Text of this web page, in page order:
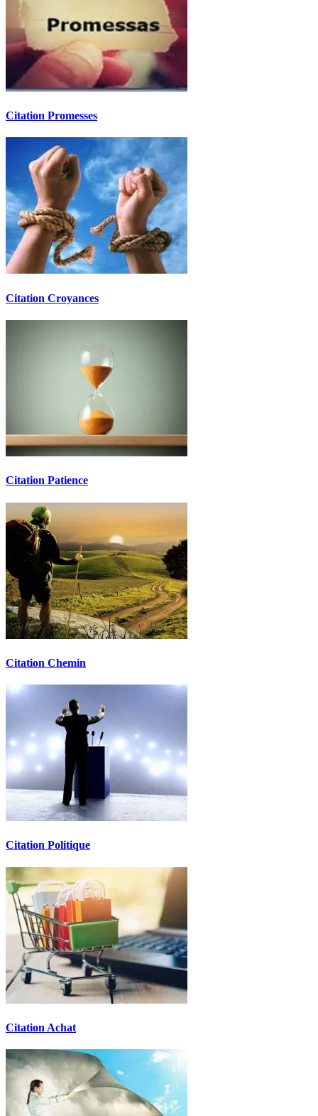
Citation Promesses
Citation Croyances
Citation Patience
Citation Chemin
Citation Politique
Citation Achat